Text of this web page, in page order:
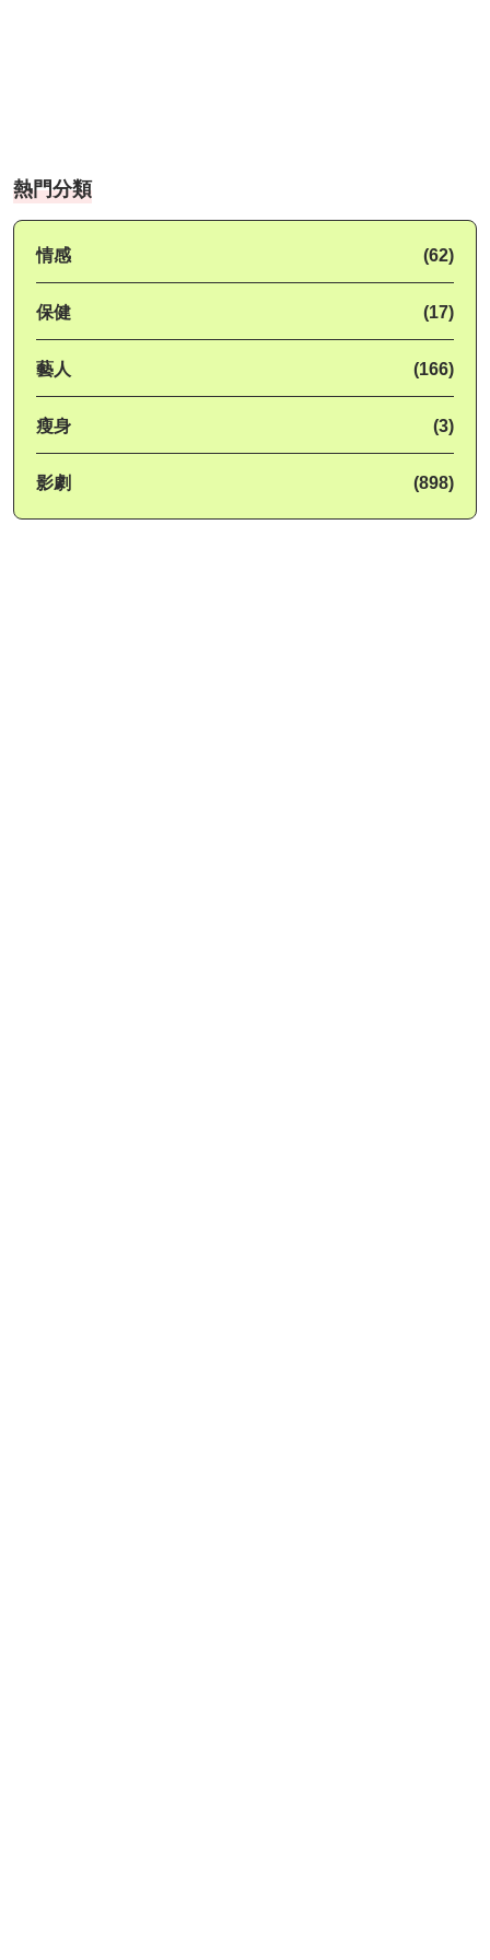
熱門分類
情感 (62)
保健 (17)
藝人 (166)
瘦身 (3)
影劇 (898)